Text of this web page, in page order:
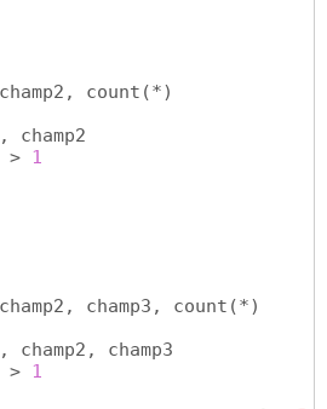
count (*)
> 1
champ3, count (*)
> 1